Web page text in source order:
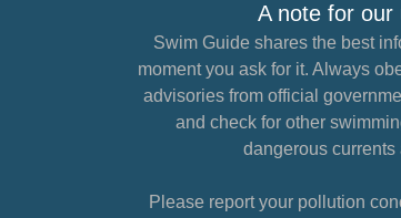
A note for our
Swim Guide shares the best
moment you ask for it. Always
advisories from official
and check for other
dangerous currents
Please report your pollution